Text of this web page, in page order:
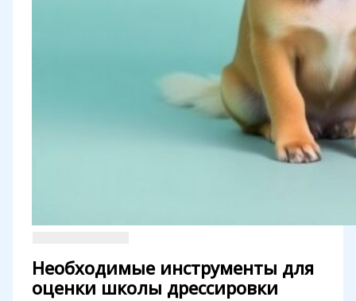
Необходимые инструменты для
оценки школы дрессировки